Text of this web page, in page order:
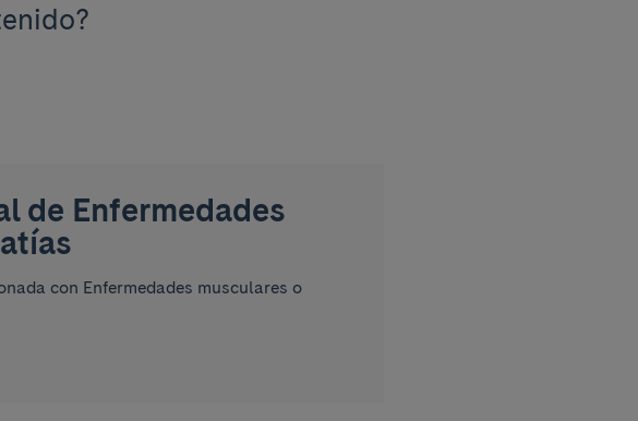
de Enfermedades
con Enfermedades musculares o